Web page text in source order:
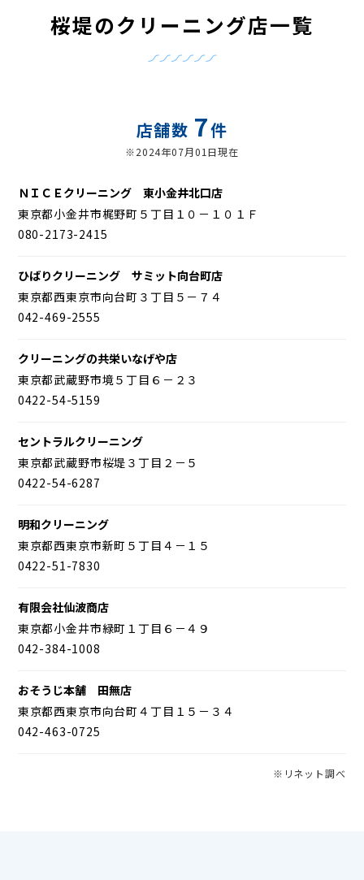
桜堤のクリーニング店一覧
店舗数 7件
※2024年07月01日現在
ＮＩＣＥクリーニング 東小金井北口店
東京都小金井市梶野町５丁目１０－１０１Ｆ
080-2173-2415
ひばりクリーニング サミット向台町店
東京都西東京市向台町３丁目５－７４
042-469-2555
クリーニングの共栄いなげや店
東京都武蔵野市境５丁目６－２３
0422-54-5159
セントラルクリーニング
東京都武蔵野市桜堤３丁目２－５
0422-54-6287
明和クリーニング
東京都西東京市新町５丁目４－１５
0422-51-7830
有限会社仙波商店
東京都小金井市緑町１丁目６－４９
042-384-1008
おそうじ本舗 田無店
東京都西東京市向台町４丁目１５－３４
042-463-0725
※リネット調べ